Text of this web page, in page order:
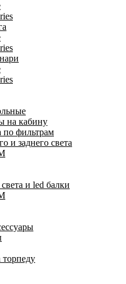
на кабину
по фильтрам
и заднего света
и led балки